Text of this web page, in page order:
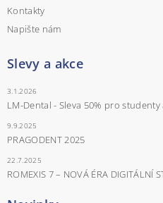
Kontakty
Napište nám
Slevy a akce
3.1.2026
LM-Dental - Sleva 50% pro
9.9.2025
PRAGODENT 2025
22.7.2025
ROMEXIS 7 – NOVÁ ÉRA DIGITÁLNÍ